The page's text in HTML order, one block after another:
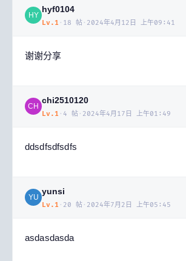
HY
hyf0104
Lv. 1 · 18 帖 · 2024年4月12日 上午09:41
谢谢分享
CH
chi2510120
Lv. 1 · 4 帖 · 2024年4月17日 上午01:49
ddsdfsdfsdfs
YU
yunsi
Lv. 1 · 20 帖 · 2024年7月2日 上午05:45
asdasdasda